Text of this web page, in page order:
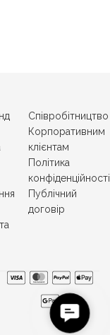
Співробітництво
Корпоративним
клієнтам
Політика
конфіденційності
Публічний
договір
C